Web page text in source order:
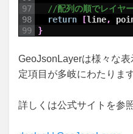
97
98
99
//配列の順でレイヤ
return
[line,
}
GeoJsonLayerは様々な
定項目が多岐にわたります
詳しくは公式サイトを参